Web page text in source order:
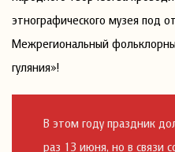
этнографического музея под
Межрегиональный
гуляния»!
В этом году праздник
раз 13 июня, но в связи